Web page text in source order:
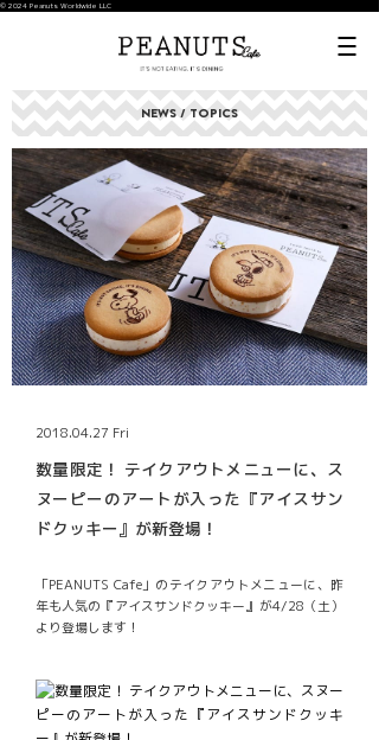
© 2024 Peanuts Worldwide LLC
NEWS / TOPICS
2018.04.27 Fri
数量限定！ テイクアウトメニューに、ス
ヌーピーのアートが入った『アイスサン
ドクッキー』が新登場！
「PEANUTS Cafe」のテイクアウトメニューに、昨
年も人気の『アイスサンドクッキー』が4/28（土）
より登場します！